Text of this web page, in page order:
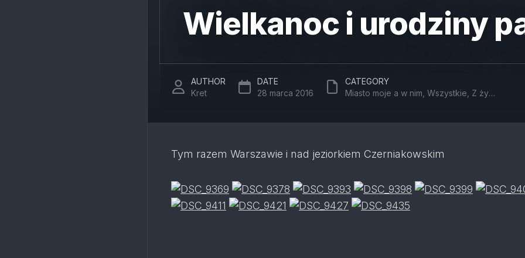
Wielkanoc i urodziny
AUTHOR
Kret
DATE
28 marca 2016
CATEGORY
Miasto moje a w nim Wszystkie Z życia...
Tym razem Warszawie i nad jeziorkiem Czerniakowskim